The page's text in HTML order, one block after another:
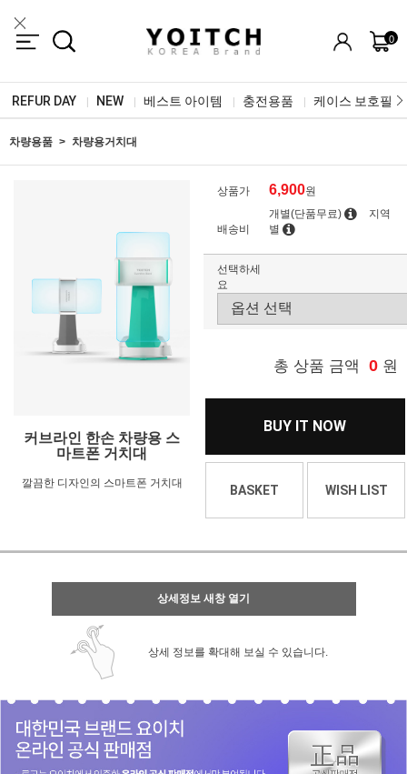
0
REFUR DAY NEW 베스트 아이템 충전용품 케이스 보호필름
차량용품 차량용거치대
커브라인 한손 차량용 스
마트폰 거치대
깔끔한 디자인의 스마트폰 거치대
상품가 6,900원
배송비
개별(단품무료)
지역
별
선택하세
요
총 상품 금액 0 원
BUY IT NOW
BASKET WISH LIST
상세정보 새창 열기
상세 정보를 확대해 보실 수 있습니다.